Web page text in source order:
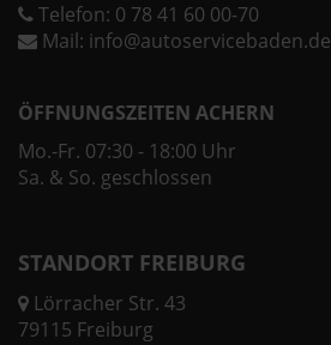
Telefon: 0 78 41 60 00-70
Mail: info@autoservicebaden.de
ÖFFNUNGSZEITEN ACHERN
Mo.-Fr. 07:30 - 18:00 Uhr
Sa. & So. geschlossen
STANDORT FREIBURG
Lörracher Str. 43
79115 Freiburg